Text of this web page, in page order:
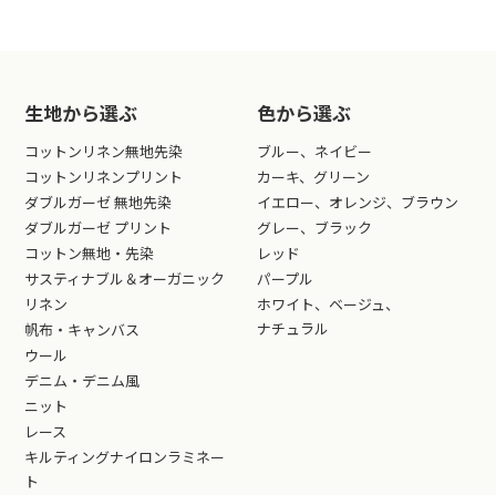
生地から選ぶ
コットンリネン無地先染
コットンリネンプリント
ダブルガーゼ 無地先染
ダブルガーゼ プリント
コットン無地・先染
サスティナブル＆オーガニック
リネン
帆布・キャンバス
ウール
デニム・デニム風
ニット
レース
キルティングナイロンラミネー
ト
色から選ぶ
ブルー、ネイビー
カーキ、グリーン
イエロー、オレンジ、ブラウン
グレー、ブラック
レッド
パープル
ホワイト、ベージュ、
ナチュラル